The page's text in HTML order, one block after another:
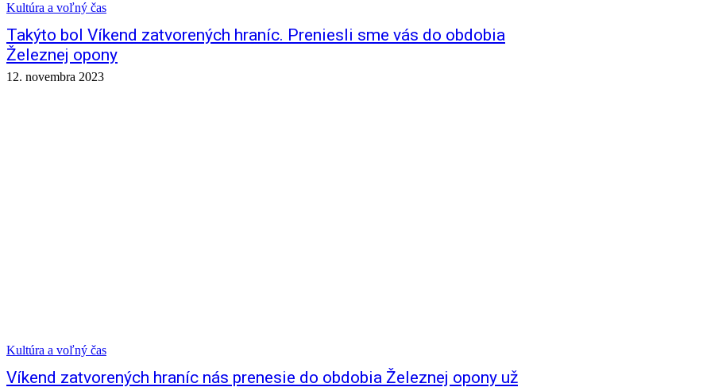
Kultúra a voľný čas
Takýto bol Víkend zatvorených hraníc. Preniesli sme vás do obdobia
Železnej opony
12. novembra 2023
Kultúra a voľný čas
Víkend zatvorených hraníc nás prenesie do obdobia Železnej opony už